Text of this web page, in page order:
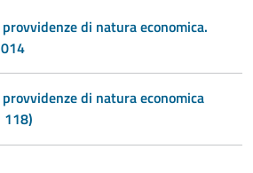
di natura economica.
di natura economica
118)